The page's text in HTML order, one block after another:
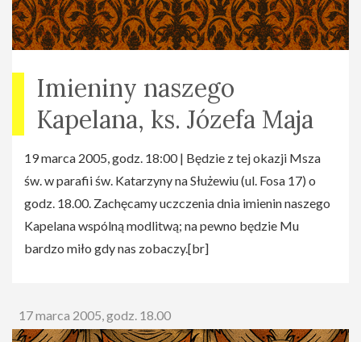
Imieniny naszego
Kapelana, ks. Józefa Maja
19 marca 2005, godz. 18:00 | Będzie z tej okazji Msza
św. w parafii św. Katarzyny na Służewiu (ul. Fosa 17) o
godz. 18.00. Zachęcamy uczczenia dnia imienin naszego
Kapelana wspólną modlitwą; na pewno będzie Mu
bardzo miło gdy nas zobaczy.[br]
17 marca 2005, godz. 18.00